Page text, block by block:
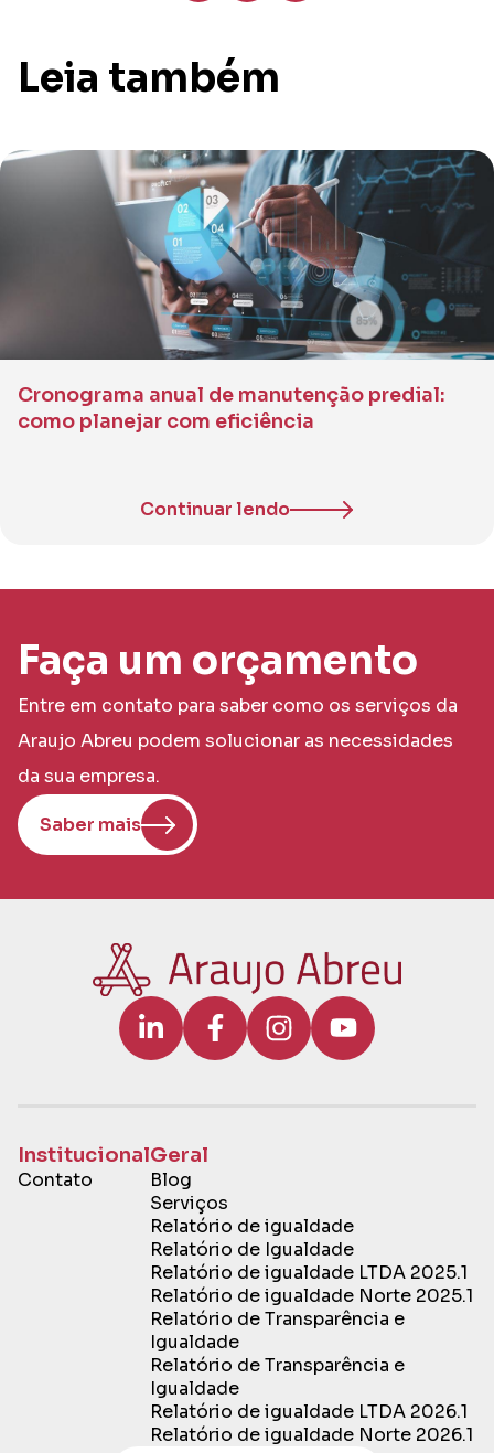
Leia também
Cronograma anual de manutenção predial:
como planejar com eficiência
Continuar lendo
Faça um orçamento
Entre em contato para saber como os serviços da
Araujo Abreu podem solucionar as necessidades
da sua empresa.
Saber mais
Institucional
Contato
Geral
Blog
Serviços
Relatório de igualdade
Relatório de Igualdade
Relatório de igualdade LTDA 2025.1
Relatório de igualdade Norte 2025.1
Relatório de Transparência e
Igualdade
Relatório de Transparência e
Igualdade
Relatório de igualdade LTDA 2026.1
Relatório de igualdade Norte 2026.1